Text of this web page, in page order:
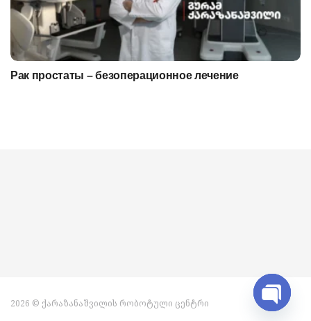
Рак простаты – безоперационное лечение
2026 © ქარაზანაშვილის რობოტული ცენტრი
Open